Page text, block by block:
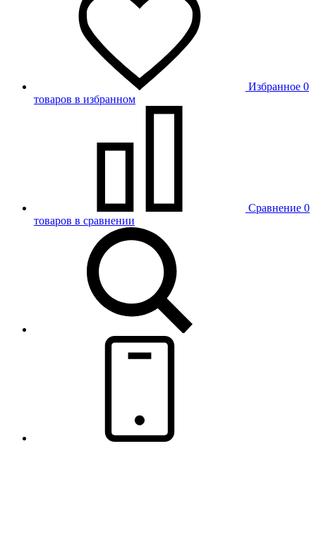
Избранное 0
товаров в избранном
Сравнение 0
товаров в сравнении